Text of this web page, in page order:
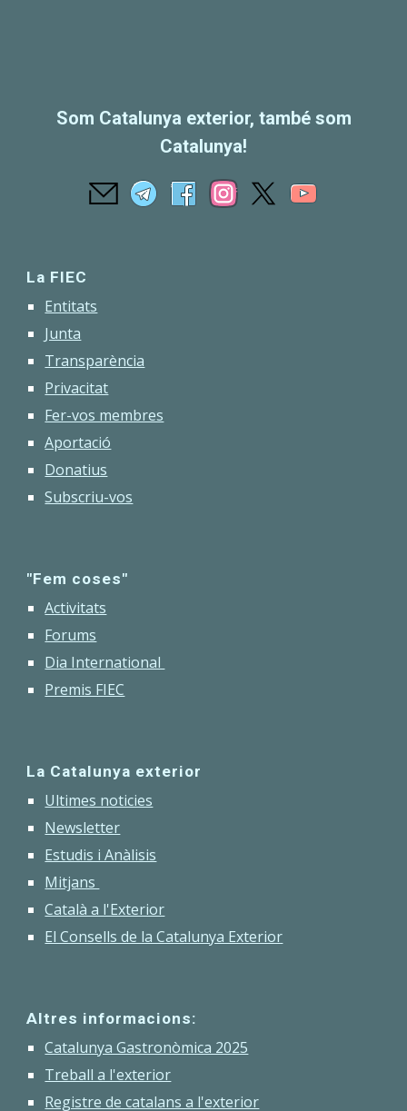
Som Catalunya exterior, també som
Catalunya!
La FIEC
Entitats
Junta
Transparència
Privacitat
Fer-vos membres
Aportació
Donatius
Subscriu-vos
"Fem coses"
Activitats
Forums
Dia International
Premis FIEC
La Catalunya exterior
Ultimes noticies
Newsletter
Estudis i Anàlisis
Mitjans
Català a l'Exterior
El Consells de la Catalunya Exterior
Altres informacions:
Catalunya Gastronòmica 2025
Treball a l'exterior
Registre de catalans a l'exterior